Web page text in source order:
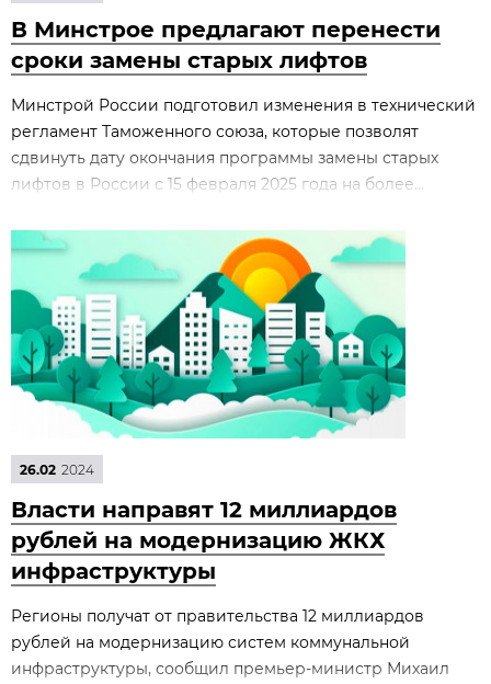
В Минстрое предлагают перенести
сроки замены старых лифтов
Минстрой России подготовил изменения в технический
регламент Таможенного союза, которые позволят
сдвинуть дату окончания программы замены старых
лифтов в России с 15 февраля 2025 года на более...
26.02 2024
Власти направят 12 миллиардов
рублей на модернизацию ЖКХ
инфраструктуры
Регионы получат от правительства 12 миллиардов
рублей на модернизацию систем коммунальной
инфраструктуры, сообщил премьер-министр Михаил